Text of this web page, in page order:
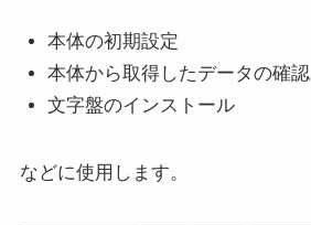
本体の初期設定
本体から取得したデータの確認
文字盤のインストール
などに使用します。